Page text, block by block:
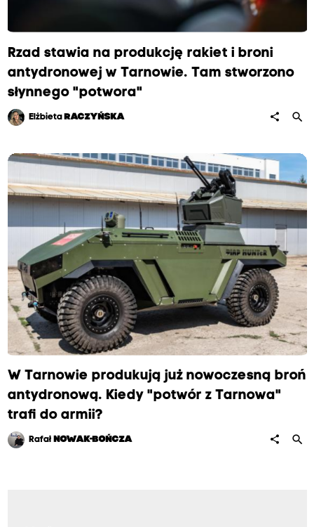
Rzad stawia na produkcję rakiet i broni
antydronowej w Tarnowie. Tam stworzono
słynnego "potwora"
Elżbieta RACZYŃSKA share search
W Tarnowie produkują już nowoczesną broń
antydronową. Kiedy "potwór z Tarnowa"
trafi do armii?
Rafał NOWAK-BOŃCZA share search